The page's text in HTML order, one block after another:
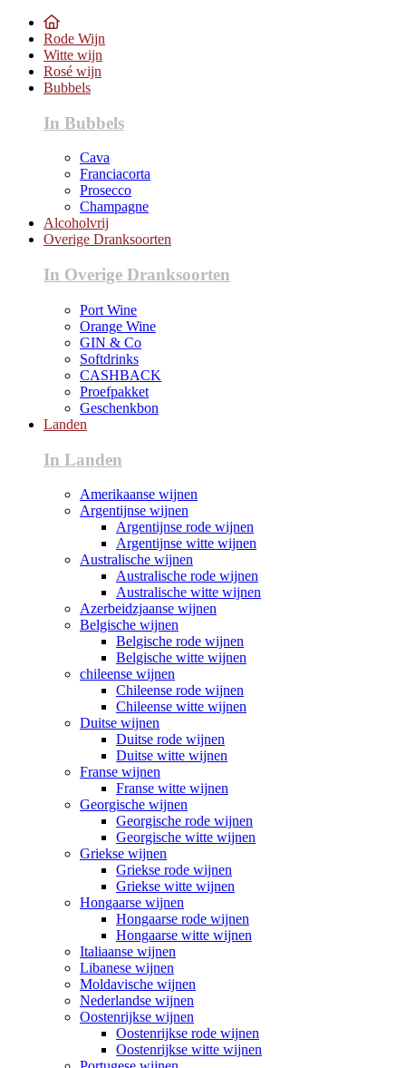
Rode Wijn
Witte wijn
Rosé wijn
Bubbels
In Bubbels
Cava
Franciacorta
Prosecco
Champagne
Alcoholvrij
Overige Dranksoorten
In Overige Dranksoorten
Port Wine
Orange Wine
GIN & Co
Softdrinks
CASHBACK
Proefpakket
Geschenkbon
Landen
In Landen
Amerikaanse wijnen
Argentijnse wijnen
Argentijnse rode wijnen
Argentijnse witte wijnen
Australische wijnen
Australische rode wijnen
Australische witte wijnen
Azerbeidzjaanse wijnen
Belgische wijnen
Belgische rode wijnen
Belgische witte wijnen
chileense wijnen
Chileense rode wijnen
Chileense witte wijnen
Duitse wijnen
Duitse rode wijnen
Duitse witte wijnen
Franse wijnen
Franse witte wijnen
Georgische wijnen
Georgische rode wijnen
Georgische witte wijnen
Griekse wijnen
Griekse rode wijnen
Griekse witte wijnen
Hongaarse wijnen
Hongaarse rode wijnen
Hongaarse witte wijnen
Italiaanse wijnen
Libanese wijnen
Moldavische wijnen
Nederlandse wijnen
Oostenrijkse wijnen
Oostenrijkse rode wijnen
Oostenrijkse witte wijnen